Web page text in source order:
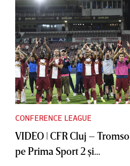
CONFERENCE LEAGUE
VIDEO | CFR Cluj –
pe Prima Sport 2 şi...